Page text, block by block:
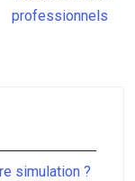
professionnels
simulation ?